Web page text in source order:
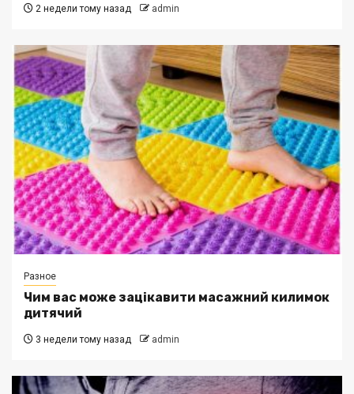
2 недели тому назад admin
Разное
Чим вас може зацікавити масажний килимок
дитячий
3 недели тому назад admin